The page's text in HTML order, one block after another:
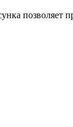
позволяет